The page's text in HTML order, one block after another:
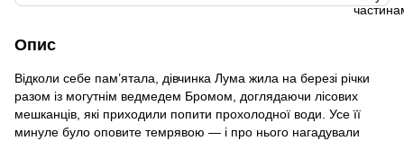
Опис
Відколи себе пам’ятала, дівчинка Лума жила на березі річки
разом із могутнім ведмедем Бромом, доглядаючи лісових
мешканців, які приходили попити прохолодної води. Усе її
минуле було оповите темрявою — і про нього нагадували